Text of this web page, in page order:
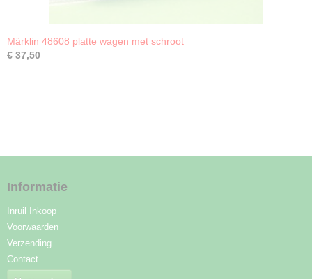
Märklin 48608 platte wagen met schroot
€ 37,50
Informatie
Inruil Inkoop
Voorwaarden
Verzending
Contact